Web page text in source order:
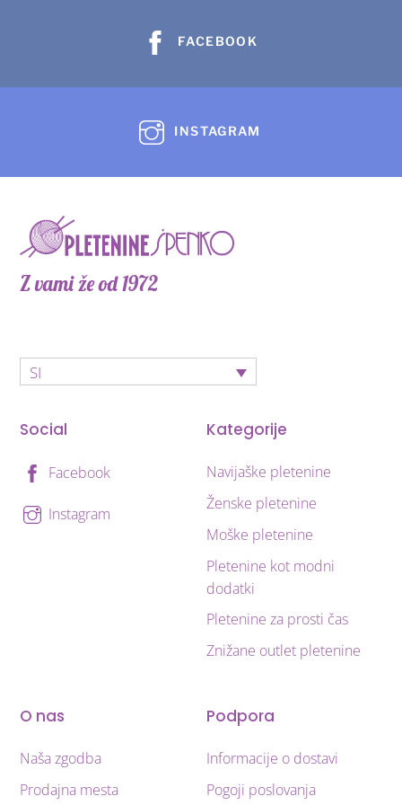
na
izdelka
FACEBOOK
INSTAGRAM
Z vami že od 1972
SI
Social
Facebook
Instagram
Kategorije
Navijaške pletenine
Ženske pletenine
Moške pletenine
Pletenine kot modni
dodatki
Pletenine za prosti čas
Znižane outlet pletenine
O nas
Naša zgodba
Prodajna mesta
Podpora
Informacije o dostavi
Pogoji poslovanja